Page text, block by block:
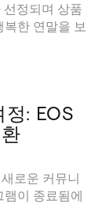
정되며 상품
복한 연말을 보
: EOS
로운 커뮤니
이 종료됨에